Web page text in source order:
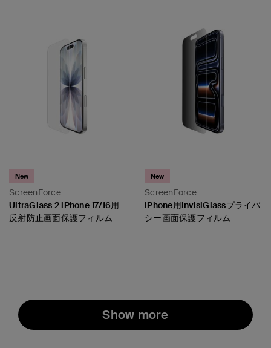
ScreenForce
New
UltraGlass 2 iPhone 17/16用
反射防止画面保護フィルム
ScreenForce
New
iPhone用InvisiGlassプライバ
シー画面保護フィルム
Show more